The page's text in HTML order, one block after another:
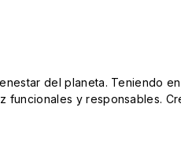
del planeta.
y responsables.